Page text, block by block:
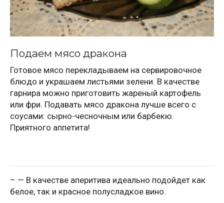
Подаем мясо дракона
Готовое мясо перекладываем на сервировочное
блюдо и украшаем листьями зелени. В качестве
гарнира можно приготовить жареный картофель
или фри. Подавать мясо дракона лучше всего с
соусами: сырно-чесночным или барбекю.
Приятного аппетита!
– — В качестве аперитива идеально подойдет как
белое, так и красное полусладкое вино.